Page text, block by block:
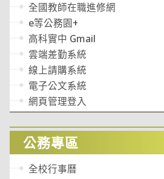
全國教師在職進修網
e等公務園+
高科實中 Gmail
雲端差勤系統
線上請購系統
電子公文系統
網頁管理登入
公務專區
全校行事曆